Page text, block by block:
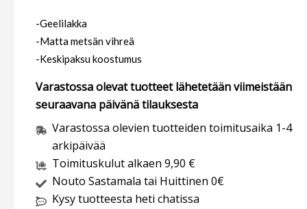
-Geelilakka
-Matta metsän vihreä
-Keskipaksu koostumus
Varastossa olevat tuotteet lähetetään viimeistään
seuraavana päivänä tilauksesta
Varastossa olevien tuotteiden toimitusaika 1-4
arkipäivää
Toimituskulut alkaen 9,90 €
Nouto Sastamala tai Huittinen 0€
Kysy tuotteesta heti chatissa